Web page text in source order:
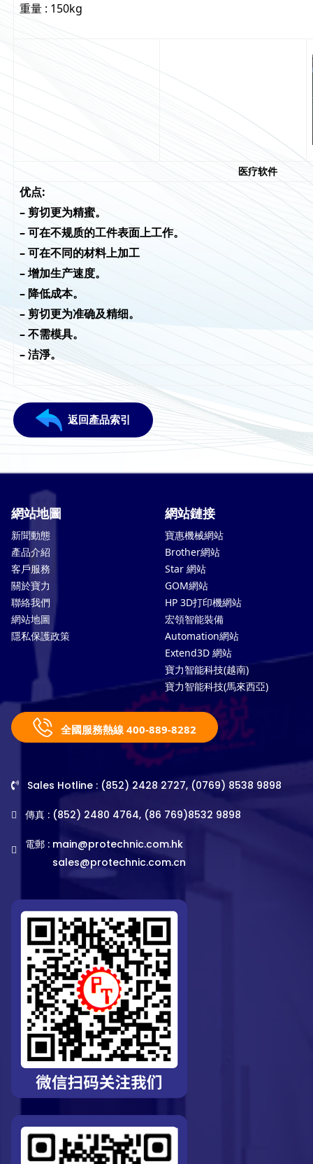
重量 : 150kg
医疗软件
优点:
– 剪切更为精蜜。
– 可在不规质的工件表面上工作。
– 可在不同的材料上加工
– 增加生产速度。
– 降低成本。
– 剪切更为准确及精细。
– 不需模具。
– 洁淨。
返回產品索引
網站地圖
新聞動態
產品介紹
客戶服務
關於寶力
聯絡我們
網站地圖
隱私保護政策
網站鏈接
寶惠機械網站
Brother網站
Star 網站
GOM網站
HP 3D打印機網站
宏領智能裝備
Automation網站
Extend3D 網站
寶力智能科技(越南)
寶力智能科技(馬來西亞)
全國服務熱線 400-889-8282
Sales Hotline : (852) 2428 2727, (0769) 8538 9898
傳真 : (852) 2480 4764, (86 769)8532 9898
電郵 : main@protechnic.com.hk
sales@protechnic.com.cn